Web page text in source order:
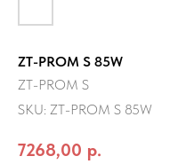
ZT-PROM S 85W
ZT-PROM S
SKU: ZT-PROM S 85W
7268,00 р.